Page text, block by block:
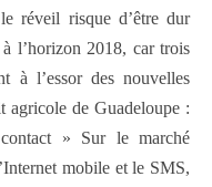
réveil risque d’être dur
l’horizon 2018, car trois
à l’essor des nouvelles
agricole de Guadeloupe :
» Sur le marché
mobile et le SMS,